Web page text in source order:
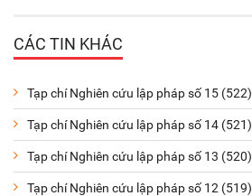
CÁC TIN KHÁC
Tạp chí Nghiên cứu lập pháp số 15 (522)
Tạp chí Nghiên cứu lập pháp số 14 (521)
Tạp chí Nghiên cứu lập pháp số 13 (520)
Tạp chí Nghiên cứu lập pháp số 12 (519)